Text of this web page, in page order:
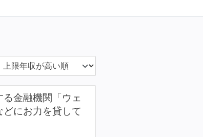
金融機関「ウェ
にお力を貸して